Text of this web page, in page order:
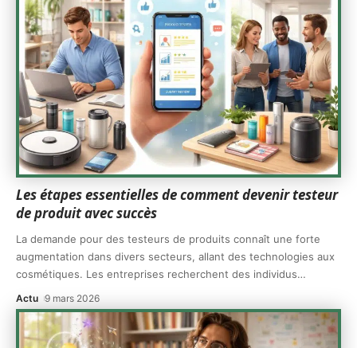
Les étapes essentielles de comment devenir testeur
de produit avec succès
La demande pour des testeurs de produits connaît une forte
augmentation dans divers secteurs, allant des technologies aux
cosmétiques. Les entreprises recherchent des individus…
Actu 9 mars 2026